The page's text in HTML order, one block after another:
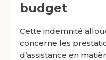
budget
Cette indemnité
concerne les
d’assistance en